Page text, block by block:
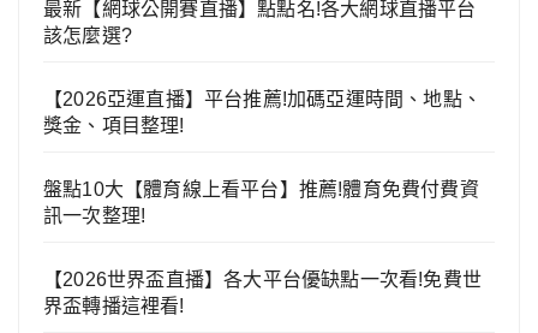
最新【網球公開賽直播】點點名!各大網球直播平台
該怎麼選?
【2026亞運直播】平台推薦!加碼亞運時間、地點、
獎金、項目整理!
盤點10大【體育線上看平台】推薦!體育免費付費資
訊一次整理!
【2026世界盃直播】各大平台優缺點一次看!免費世
界盃轉播這裡看!